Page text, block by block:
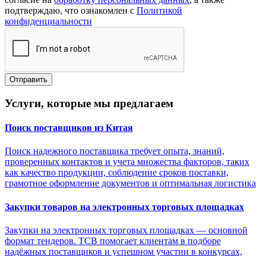
подтверждаю, что ознакомлен с Политикой
конфиденциальности
Отправить
Услуги, которые мы предлагаем
Поиск поставщиков из Китая
Поиск надежного поставщика требует опыта, знаний,
проверенных контактов и учета множества факторов, таких
как качество продукции, соблюдение сроков поставки,
грамотное оформление документов и оптимальная логистика
Закупки товаров на электронных торговых площадках
Закупки на электронных торговых площадках — основной
формат тендеров. ТСВ помогает клиентам в подборе
надёжных поставщиков и успешном участии в конкурсах,